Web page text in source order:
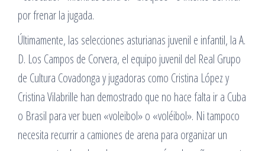
por frenar la jugada.
Últimamente, las selecciones asturianas juvenil e infantil, la A.
D. Los Campos de Corvera, el equipo juvenil del Real Grupo
de Cultura Covadonga y jugadoras como Cristina López y
Cristina Vilabrille han demostrado que no hace falta ir a Cuba
o Brasil para ver buen «voleibol» o «voléibol». Ni tampoco
necesita recurrir a camiones de arena para organizar un